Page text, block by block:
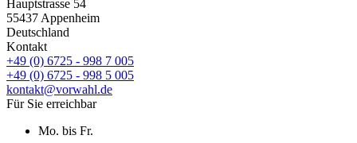
Hauptstrasse 54
55437 Appenheim
Deutschland
Kontakt
+49 (0) 6725 - 998 7 005
+49 (0) 6725 - 998 5 005
kontakt@vorwahl.de
Für Sie erreichbar
Mo. bis Fr.